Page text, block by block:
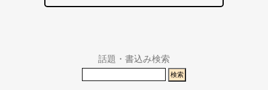
掛川市
市
話題・書込み検索